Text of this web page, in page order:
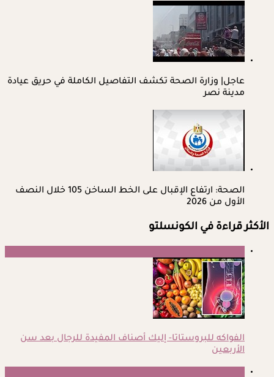
عاجل| وزارة الصحة تكشف التفاصيل الكاملة في حريق عيادة
مدينة نصر
الصحة: ارتفاع الإقبال على الخط الساخن 105 خلال النصف
الأول من 2026
الأكثر قراءة في الكونسلتو
الفواكه للبروستاتا- إليك أصناف المفيدة للرجال بعد سن
الأربعين